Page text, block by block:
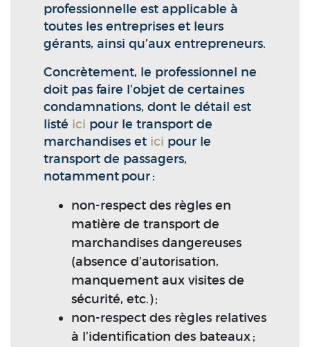
professionnelle est applicable à
toutes les entreprises et leurs
gérants, ainsi qu’aux entrepreneurs.
Concrètement, le professionnel ne
doit pas faire l’objet de certaines
condamnations, dont le détail est
listé ici pour le transport de
marchandises et ici pour le
transport de passagers,
notamment pour :
non-respect des règles en
matière de transport de
marchandises dangereuses
(absence d’autorisation,
manquement aux visites de
sécurité, etc.) ;
non-respect des règles relatives
à l’identification des bateaux ;